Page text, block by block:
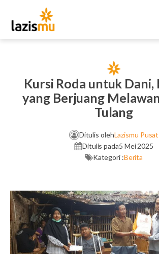
Kursi Roda untuk Dani,
yang Berjuang
Tulang
Ditulis olehLazismu Pusat
Ditulis pada5 Mei 2025
Kategori :Berita